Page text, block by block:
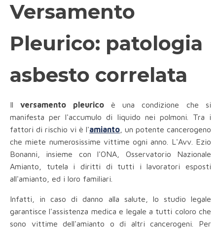
Versamento
Pleurico: patologia
asbesto correlata
Ilversamento pleuricoè una condizione che si
manifesta per l'accumulo di liquido nei polmoni. Tra i
fattori di rischio vi è l'amianto , un potente cancerogeno
che miete numerosissime vittime ogni anno. L'Avv. Ezio
Bonanni, insieme con l'ONA, Osservatorio Nazionale
Amianto, tutela i diritti di tutti i lavoratori esposti
all'amianto, ed i loro familiari.
Infatti, in caso di danno alla salute, lo studio legale
garantisce l'assistenza medica e legale a tutti coloro che
sono vittime dell'amianto o di altri cancerogeni. Per